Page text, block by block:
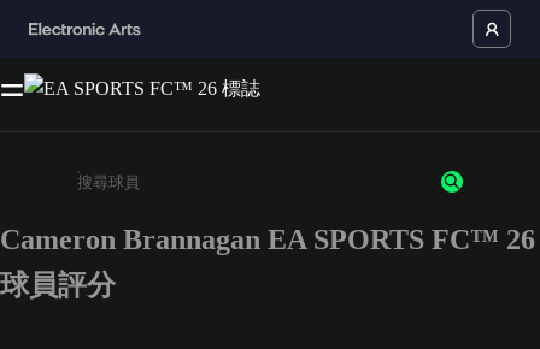
請輸入至少 3 個字元或數字
Cameron Brannagan EA SPORTS FC™ 26
球員評分